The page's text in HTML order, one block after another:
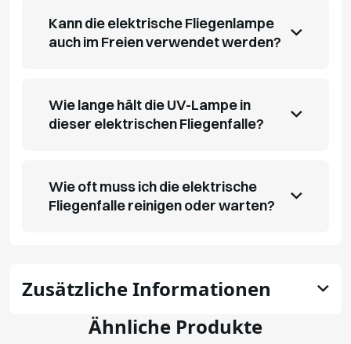
Kann die elektrische Fliegenlampe
auch im Freien verwendet werden?
Wie lange hält die UV-Lampe in
dieser elektrischen Fliegenfalle?
Wie oft muss ich die elektrische
Fliegenfalle reinigen oder warten?
Zusätzliche Informationen
Ähnliche Produkte